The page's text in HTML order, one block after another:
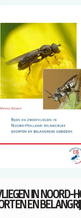
IN NOORD-
EN